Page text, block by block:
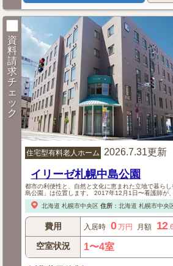
資
料
請
求
チ
ェ
ッ
ク
住宅型有料老人ホーム 2026.7.31更新
イリーゼ札幌中島公園
都市の利便性と、自然と文化に恵まれた立地で暮ら
島公園」は位置します。 2017年12月1日〜看護師が
北海道 札幌市中央区 住所： 北海道 札幌市中央
費用 入居時 0万円 月額 12
空室状況 1〜4室